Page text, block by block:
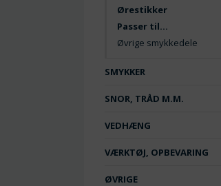
Ørestikker
Passer til...
Øvrige smykkedele
SMYKKER
SNOR, TRÅD M.M.
VEDHÆNG
VÆRKTØJ, OPBEVARING
ØVRIGE